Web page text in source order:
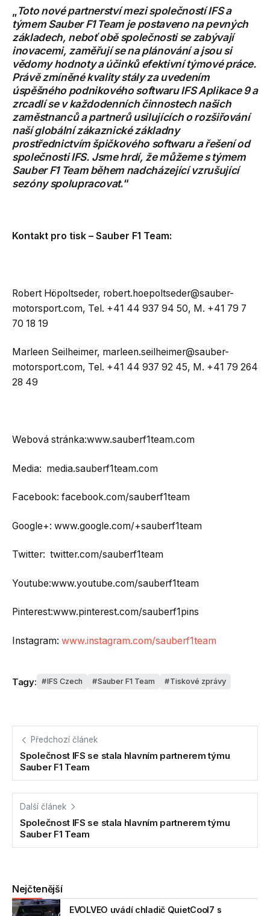
Toto nové partnerství mezi společností IFS a
týmem Sauber F1 Team je postaveno na pevných
základech, neboť obě společnosti se zabývají
inovacemi, zaměřují se na plánování a jsou si
vědomy hodnoty a účinků efektivní týmové práce.
Právě zmíněné kvality stály za uvedením
úspěšného podnikového softwaru IFS Aplikace 9 a
zrcadlí se v každodenních činnostech našich
zaměstnanců a partnerů usilujících o rozšiřování
naší globální zákaznické základny
prostřednictvím špičkového softwaru a řešení od
společnosti IFS. Jsme hrdí, že můžeme s týmem
Sauber F1 Team během nadcházející vzrušující
sezóny spolupracovat.“
Kontakt pro tisk – Sauber F1 Team:
Robert Höpoltseder, robert.hoepoltseder@sauber-
motorsport.com, Tel. +41 44 937 94 50, M. +41 79 7
70 18 19
Marleen Seilheimer, marleen.seilheimer@sauber-
motorsport.com, Tel. +41 44 937 92 45, M. +41 79 264
28 49
Webová stránka:www.sauberf1team.com
Media: media.sauberf1team.com
Facebook: facebook.com/sauberf1team
Google+: www.google.com/+sauberf1team
Twitter: twitter.com/sauberf1team
Youtube:www.youtube.com/sauberf1team
Pinterest:www.pinterest.com/sauberf1pins
Instagram: www.instagram.com/sauberf1team
Tagy: IFS Czech Sauber F1 Team Tiskové zprávy
Předchozí článek
Společnost IFS se stala hlavním partnerem týmu
Sauber F1 Team
Další článek
Společnost IFS se stala hlavním partnerem týmu
Sauber F1 Team
Nejčtenější
EVOLVEO uvádí chladič QuietCool7 s